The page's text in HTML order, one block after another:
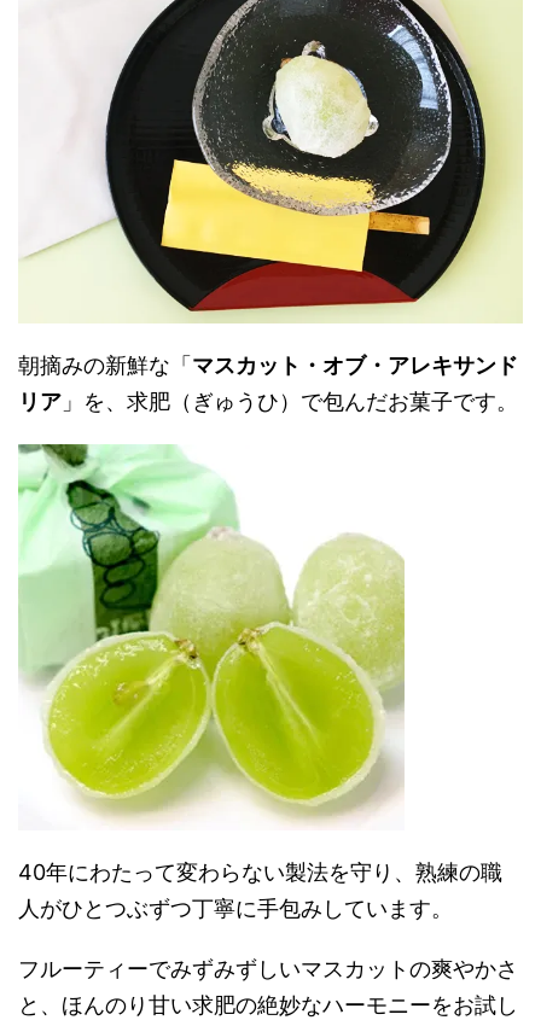
朝摘みの新鮮な「 マスカット・オブ・アレキサンド
リア 」を、求肥（ぎゅうひ）で包んだお菓子です。
40年にわたって変わらない製法を守り、熟練の職
人がひとつぶずつ丁寧に手包みしています。
フルーティーでみずみずしいマスカットの爽やかさ
と、ほんのり甘い求肥の絶妙なハーモニーをお試し